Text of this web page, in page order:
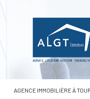
AGENCE IMMOBILIÈRE À